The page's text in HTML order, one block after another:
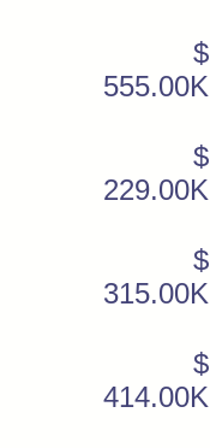
$
555.00K
$
229.00K
$
315.00K
$
414.00K